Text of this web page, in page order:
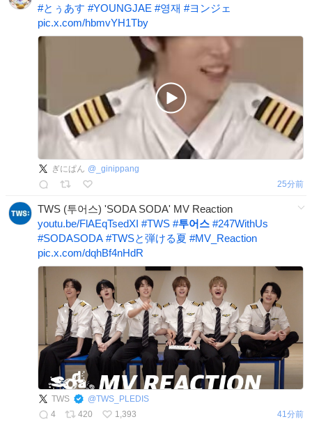
#とぅあす #YOUNGJAE #영재 #ヨンジェ
pic.x.com/hbmvYH1Tby
ぎにぱん @ _ginippang
25分前
TWS (투어스) 'SODA SODA' MV Reaction
youtu.be/FlAEqTsedXI #TWS #투어스 #247WithUs
#SODASODA #TWSと弾ける夏 #MV_Reaction
pic.x.com/dqhBf4nHdR
TWS @TWS_PLEDIS
4
420 1,393 41分前